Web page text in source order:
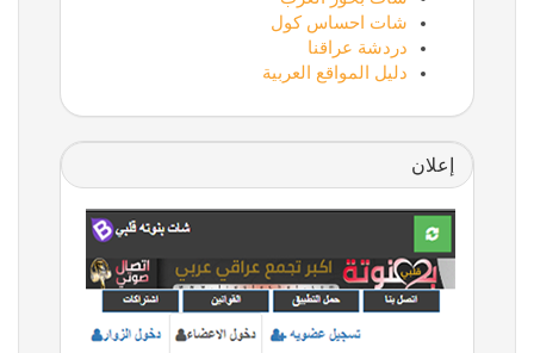
شات احساس كول
دردشة عراقنا
دليل المواقع العربية
إعلان